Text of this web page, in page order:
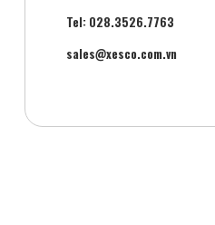
Tel: 028.3526.7763
sales@xesco.com.vn